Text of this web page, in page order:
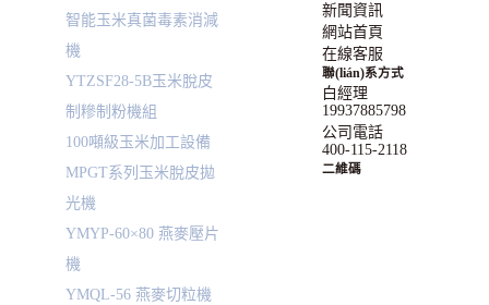
智能玉米真菌毒素消減
機
YTZSF28-5B玉米脫皮
制糝制粉機組
100噸級玉米加工設備
MPGT系列玉米脫皮拋
光機
YMYP-60×80 燕麥壓片
機
YMQL-56 燕麥切粒機
新聞資訊
網站首頁
在線客服
聯(lián)系方式
白經理
19937885798
公司電話
400-115-2118
二維碼